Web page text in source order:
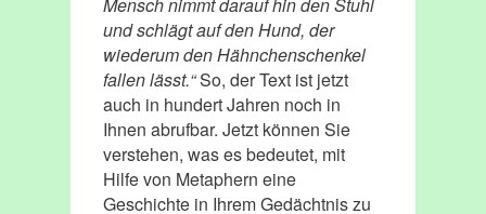
Mensch nimmt darauf hin den Stuhl
und schlägt auf den Hund, der
wiederum den Hähnchenschenkel
fallen lässt.“So, der Text ist jetzt
auch in hundert Jahren noch in
Ihnen abrufbar. Jetzt können Sie
verstehen, was es bedeutet, mit
Hilfe von Metaphern eine
Geschichte in Ihrem Gedächtnis zu